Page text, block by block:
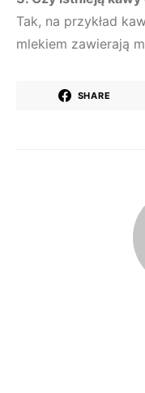
Tak, na przykład
mlekiem zawierają
SHARE